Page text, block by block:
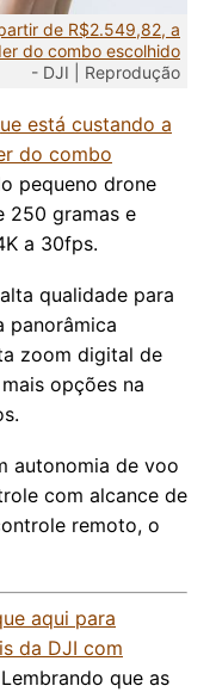
de R$2.549,82, a
do combo escolhido
- DJI | Reprodução
está custando a
do combo
pequeno drone
250 gramas e
a 30fps.
qualidade para
panorâmica
zoom digital de
opções na
autonomia de voo
com alcance de
remoto, o
aqui para
da DJI com
que as